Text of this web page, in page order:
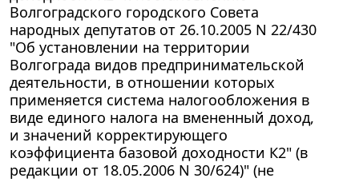
Волгоградского городского Совета
народных депутатов от 26.10.2005 N 22/430
"Об установлении на территории
Волгограда видов предпринимательской
деятельности, в отношении которых
применяется система налогообложения в
виде единого налога на вмененный доход,
и значений корректирующего
коэффициента базовой доходности К2" (в
редакции от 18.05.2006 N 30/624)" (не